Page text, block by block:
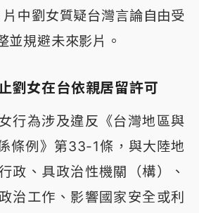
中劉女質疑台灣言論自由受
並規避未來影片。
劉女在台依親居留許可
行為涉及違反《台灣地區與
條例》第33-1條，與大陸地
政、具政治性機關（構）、
治工作、影響國家安全或利